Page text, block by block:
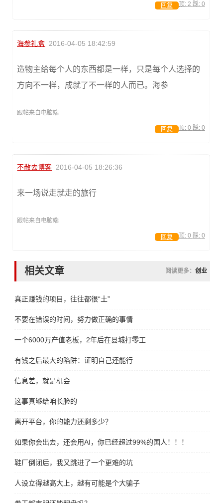
顶: 2 踩: 0
回复
海参礼盒 2016-04-05 18:42:59
造物主给每个人的东西都是一样，只是每个人选择的
方向不一样，成就了不一样的人而已。海参
跟帖来自电脑端
顶: 0 踩: 0
回复
不散去博客 2016-04-05 18:26:36
来一场说走就走的旅行
跟帖来自电脑端
顶: 0 踩: 0
回复
相关文章 阅读更多： 创业
真正赚钱的项目，往往都很“土”
不要在错误的时间，努力做正确的事情
一个6000万产值老板，2年后在县城打零工
有钱之后最大的陷阱：证明自己还能行
信息差，就是机会
这事真够给咱长脸的
离开平台，你的能力还剩多少？
如果你会出去，还会用AI，你已经超过99%的国人！！！
鞋厂倒闭后，我又跳进了一个更难的坑
人设立得越高大上，越有可能是个大骗子